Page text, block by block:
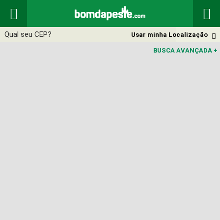
 

Usar minha Localização
BUSCA AVANÇADA +